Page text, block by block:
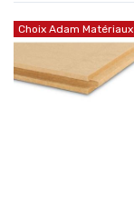
Choix Adam Matériaux